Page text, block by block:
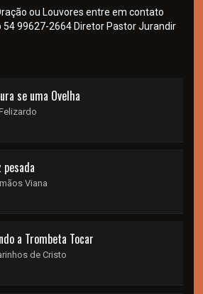
ou Louvores entre em contato
54 99627-2664 Diretor Pastor Jurandir
se uma Ovelha
pesada
Viana
a Trombeta Tocar
de Cristo